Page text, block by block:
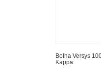
Bolha Versys
Kappa